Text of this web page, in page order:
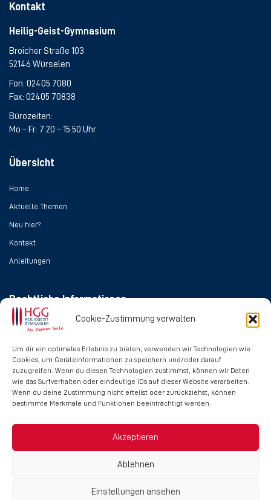
Cookie-Zustimmung verwalten
Um dir ein optimales Erlebnis zu bieten, verwenden wir Technologien wie
Cookies, um Geräteinformationen zu speichern und/oder darauf
zuzugreifen. Wenn du diesen Technologien zustimmst, können wir Daten
wie das Surfverhalten oder eindeutige IDs auf dieser Website verarbeiten.
Wenn du deine Zustimmung nicht erteilst oder zurückziehst, können
bestimmte Merkmale und Funktionen beeinträchtigt werden.
Akzeptieren
Ablehnen
Einstellungen ansehen
Kontakt
Heilig-Geist-Gymnasium
Broicher Straße 103
52146 Würselen
Fon: 02405 7080
Fax: 02405 70838
Bürozeiten:
Mo – Fr: 7:20 – 15:50 Uhr
Übersicht
Home
Aktuelle Themen
Neu hier?
Kontakt
Anleitungen
Rechtliche Informationen
Impressum
Cookie-Richtlinie
Social Media